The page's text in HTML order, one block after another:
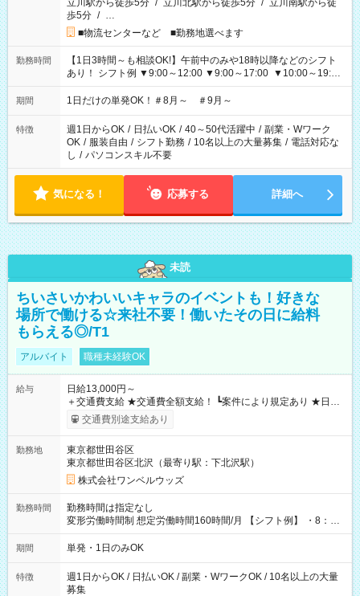
立川駅から徒歩5分 / 立川北駅から徒歩5分 /
立川南駅から徒
歩5分 / …
■物流センターなど ■勤務地選べます
勤務時間
【1日3時間～も相談OK!】午前中のみや18時以降などのシフト
あり！ シフト例 ▼9:00～12:00 ▼9:00～17:00 ▼10:00～19:00
▼18:00～21:00
期間 1日だけの単発OK！＃8月～ ＃9月～
特徴 週1日からOK / 日払いOK / 40～50代活躍中 / 副業・Wワーク
OK / 服装自由 / シフト勤務 / 10名以上の大量募集 / 電話対応な
し / パソコンスキル不要
気になる！ 応募する 詳細へ
未読
ちいさいかわいいキャラのイベントも！好きな
場所で働ける☆来社不要！働いたその日に給料
もらえる◎/T1
アルバイト 職種未経験OK
給与
日給13,000円～
＋交通費支給 ★交通費全額支給！ ┗案件により規定あり ★日払
いOK！（規定あり） ┗働いたその日に現金GET♪ お仕事後はコ
ンビニATMから 日払い分を引き落とせます！ 【試用期間】試
交通費別途支給あり
勤務地
東京都世田谷区
東京都世田谷区北沢（最寄り駅：下北沢駅）
株式会社ワンベルウッズ
勤務時間
勤務時間は指定なし
変形労働時間制 想定労働時間160時間/月 【シフト例】 ・8：00
～21：00
期間 単発・1日のみOK
特徴
週1日からOK / 日払いOK / 副業・WワークOK / 10名以上の大量
募集